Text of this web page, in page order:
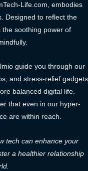
Life.com, embodies
Designed to reflect the
the soothing power of
guide you through our
and stress-relief gadgets
balanced digital life.
that even in our hyper-
are within reach.
tech can enhance your
a healthier relationship